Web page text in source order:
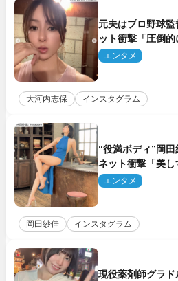
元夫はプロ野球
ット衝撃「圧倒
「うっとり」
エンタメ
大河内志保 インスタグラム
“役満ボディ”岡
ネット衝撃「美し
エンタメ
岡田紗佳 インスタグラム
現役薬剤師グラ